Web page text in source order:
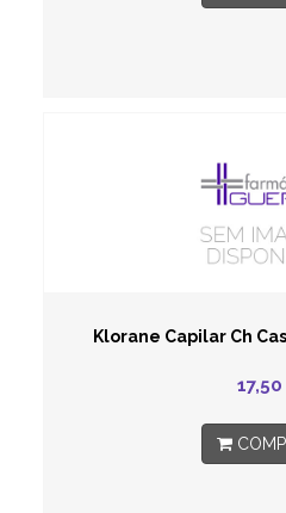
Klorane Capilar Ch
17,50